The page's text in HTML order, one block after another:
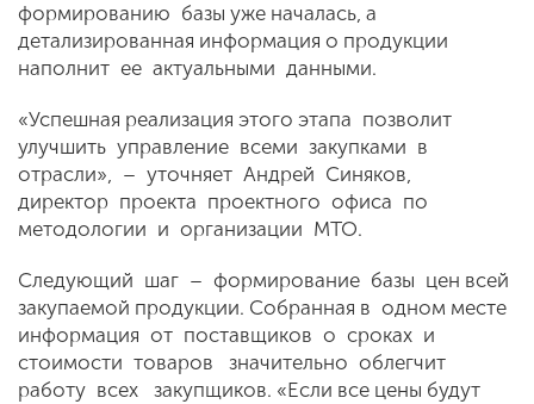
формированию базы уже началась, а
детализированная информация о продукции
наполнит ее актуальными данными.
«Успешная реализация этого этапа позволит
улучшить управление всеми закупками в
отрасли», – уточняет Андрей Синяков,
директор проекта проектного офиса по
методологии и организации МТО.
Следующий шаг – формирование базы цен всей
закупаемой продукции. Собранная в одном месте
информация от поставщиков о сроках и
стоимости товаров значительно облегчит
работу всех закупщиков. «Если все цены будут